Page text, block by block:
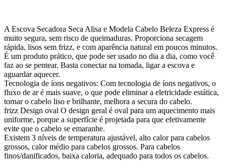
A Escova Secadora Seca Alisa e Modela Cabelo Beleza Express é
muito segura, sem risco de queimaduras. Proporciona secagem
rápida, lisos sem frizz, e com aparência natural em poucos minutos.
É um produto prático, que pode ser usado no dia a dia, como você
faz ao se pentear. Basta conectar na tomada, ligar a escova e
aguardar aquecer.
Tecnologia de íons negativos: Com tecnologia de íons negativos, o
fluxo de ar é mais suave, o que pode eliminar a eletricidade estática,
tornar o cabelo liso e brilhante, melhora a secura do cabelo.
frizz Design oval O design geral é oval para um aquecimento mais
uniforme, porque a superfície é projetada para que efetivamente
evite que o cabelo se emaranhe.
Existem 3 níveis de temperatura ajustável, alto calor para cabelos
grossos, calor médio para cabelos grossos. Para cabelos
finos/danificados, baixa caloria, adequado para todos os cabelos.